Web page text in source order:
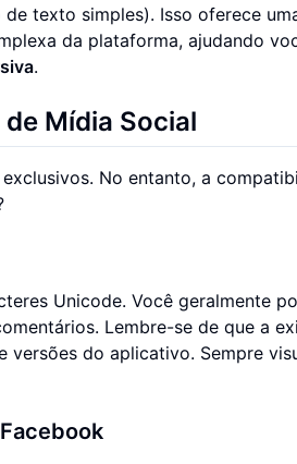
texto simples). Isso oferece
da plataforma, ajudando
.
Mídia Social
No entanto, a
Unicode. Você geralmente
Lembre-se de que a
do aplicativo. Sempre